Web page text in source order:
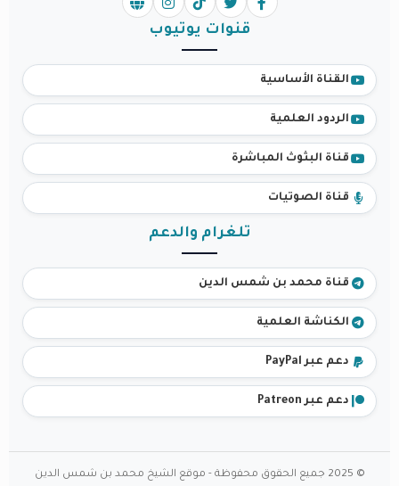
قنوات يوتيوب
القناة الأساسية
الردود العلمية
قناة البثوث المباشرة
قناة الصوتيات
تلغرام والدعم
قناة محمد بن شمس الدين
الكناشة العلمية
دعم عبر PayPal
دعم عبر Patreon
© 2025 جميع الحقوق محفوظة - موقع الشيخ محمد بن شمس الدين